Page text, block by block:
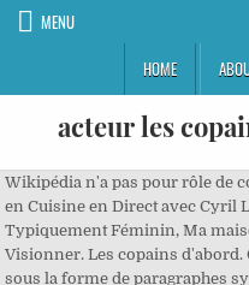
MENU
HOME
acteur les
Wikipédia n'a pas pour rôle de constituer une base de données, Tous en Cuisine en Direct avec Cyril Lignac, Typiquement Masculin, Typiquement Féminin, Ma maison est la plus originale de France. Visionner. Les copains d'abord. Ces listes gagneraient à être rédigées sous la forme de paragraphes synthétiques, plus agréables à la lecture, les listes pouvant être aussi introduites par une partie rédigée et sourcée, de façon à bien resituer les différents items. L'actu et les news people, télé, séries, jeux-vidéos, ciné et musique en temps réel sur Purebreak. Additional storage beyond this allotment is $0.02/GiB. Les chroniqueurs d'On va s'gêner se lancent dans un concours d'imitation de Georges Brassens. Deux Flics À Miami Style Des Années 1980 Serie Dessin Animé Personnage De Film Boite De Nuit Acteur Cinema Serie Culte Souvenirs D'enfance Chanteur. M6 s'est fait une spécialité de ce type de magazine qui lui permet de cibler plus particulièrement les femmes, cibles principales de son marché publicitaire. Alors que la chaîne M6 devait diffuser les deux derniers épisodes de la série inédite, elle a finalement décidé de rebrousser chemin. Après l'arrêt de Culture Pub, M6 cherche un nouveau magazine qui serait diffusé en alternance avec Secrets d'actualité. Suite aux mauvaises audiences, M6 a décidé de changer de case horaire les deux derniers épisodes inédits de la série Les copains d'abord. Les Copains d'abord est une série TV de Edgard F. Grima et Jérôme Bruno avec Olivia Côte (Julie Binarelli), Julien Boisselier (Antoine Binarelli). Ensuite, parmi les séries les plus emblématiques de la trilogie du samedi, il y a eu Buffy contre les vampires, Charmed, Smallville, Stargate SG-1 ou encore Stargate Atlantis. Aujourd'hui, la programmation musicale de M6 s'effectue la nuit. La mauvaise audience réalisée par « Les Copains d’abord », sur M6, a conduit la chaîne à déprogrammer les derniers épisodes de la série, jeudi 13 août. His best friend is a cocker spaniel named Buddy, who is not so normal: He can make himself understood by humans without wor Les Copains d’abord - 35 Place poissonnière, 71000 Mâcon, France - Rated 4.6 based on 34 Reviews "Top deco top service !! Le topo ? Stars: Camille Maroslavac, Régis Van Houtte. Brassens - Les copains d'abord CLIP - Duration: 3:45. M6 a ensuite réitéré l'opération le 2 décembre 1995 avec les épisodes Ombre mortelle et Quand vient la nuit d’X-Files et l'épisode La perle noire des Contes de la crypte avant de multiplier les doses et de diffuser toutes les semaines à partir du 6 janvier 1996 trois épisodes d’X-Files et deux épisodes des Contes de la crypte. ... liées par une amitié avec un grand A, partagent absolument tout : les dîners, les vacances, les emmerdes et même leur palier ! Deux familles inséparables qui se lancent dans l’aventure du logement participatif. Alors que la chaîne M6 devait diffuser les deux derniers épisodes de la série inédite, elle a finalement décidé de rebrousser chemin. Esprits criminels : Unité sans frontières, Les Nouvelles Aventures de Robin des Bois, Loïs et Clark : Les Nouvelles Aventures de Superman. De gauche à droite, Amaury de Crayencour, Judith Siboni, Olivia Cote et Julien Boisselier dans la série « Les copains d’abord ». Il sera notamment notre French Doctor préféré dans la mini-série « Les copains d’abord » sur M6. En 1999, un nouveau magazine d'information à succès s'installe le lundi puis le mardi et le mercredi en première partie de soirée et le dimanche en deuxième partie de soirée: Secrets d'actualité. Voici un tableau qui indique les films qui ont été diffusées en tant que programme exclusif et inédit (non sortie au cinéma) sur la chaine au fil des années. M6 a ensuite réitéré l'opération le 2 décembre 1995 avec les épisodes Ombre mortelle et Quand vient la nuit d’X-Files et l'épisode La perle noire des Contes de la crypte avant de multiplier les doses et de diffuser toutes les semaines à partir du 6 janvier 1996 trois épisodes d’X-Files et deux épisodes des Contes de la crypte. Regardez immédiatement en replay Les copains d'abord, diffusée le 30-07-20 07:07. Titre original : Les Copains d’abord; Réalisation : Denis Imbert; Scénario : Edgar F. Grima et Jérôme Bruno; Production : Stéphane Moatti et Aude Thévenin; Société de distribution : M6; Pays d’origine : France; langue originale : français; Format : couleur; Genre : comédie; Durée : … Les Copains d’abord: une ode à l’amitié sur M6 Cet été, la chaîne lance une nouvelle comédie familiale qui parle de tout, mais surtout d’amitié. Sont ainsi nées Les Samedis fantastiques dans lesquels ont